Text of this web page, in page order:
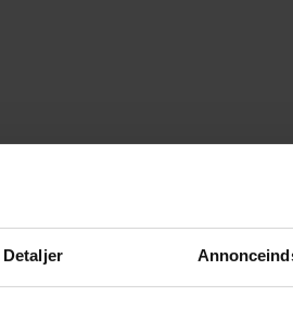
Detaljer